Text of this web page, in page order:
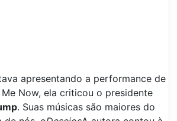
apresentando a performance de
Now, ela criticou o presidente
. Suas músicas são maiores do